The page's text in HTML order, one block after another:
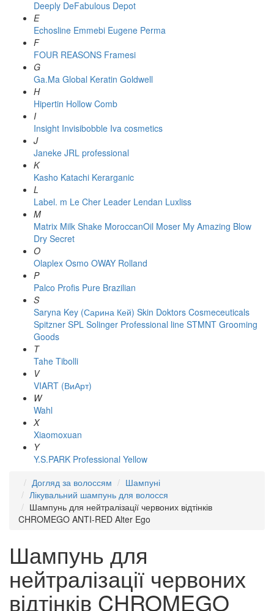
Deeply DeFabulous Depot
E
Echosline Emmebi Eugene Perma
F
FOUR REASONS Framesi
G
Ga.Ma Global Keratin Goldwell
H
Hipertin Hollow Comb
I
Insight Invisibobble Iva cosmetics
J
Janeke JRL professional
K
Kasho Katachi Kerarganic
L
Label. m Le Cher Leader Lendan Luxliss
M
Matrix Milk Shake MoroccanOil Moser My Amazing Blow
Dry Secret
O
Olaplex Osmo OWAY Rolland
P
Palco Profis Pure Brazilian
S
Saryna Key (Сарина Кей) Skin Doktors Cosmeceuticals
Spitzner SPL Solinger Professional line STMNT Grooming
Goods
T
Tahe Tibolli
V
VIART (ВиАрт)
W
Wahl
X
Xiaomoxuan
Y
Y.S.PARK Professional Yellow
Догляд за волоссям
Шампуні
Лікувальний шампунь для волосся
Шампунь для нейтралізації червоних відтінків
CHROMEGO ANTI-RED Alter Ego
Шампунь для
нейтралізації червоних
відтінків CHROMEGO